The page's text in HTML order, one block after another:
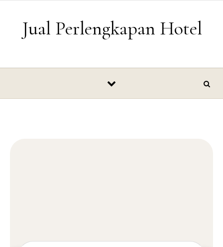
Jual Perlengkapan Hotel